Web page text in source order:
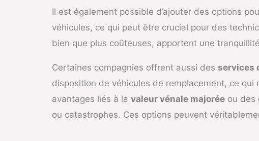
Il est également possible d’ajouter des options
véhicules, ce qui peut être crucial pour des
bien que plus coûteuses, apportent une
Certaines compagnies offrent aussi des services
disposition de véhicules de remplacement, ce qui
avantages liés à la valeur vénale majorée ou des
ou catastrophes. Ces options peuvent